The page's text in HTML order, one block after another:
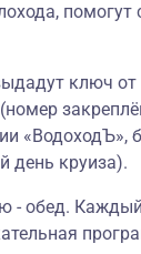
ключ
«ВодоходЪ»,
день круиза).
- обед.